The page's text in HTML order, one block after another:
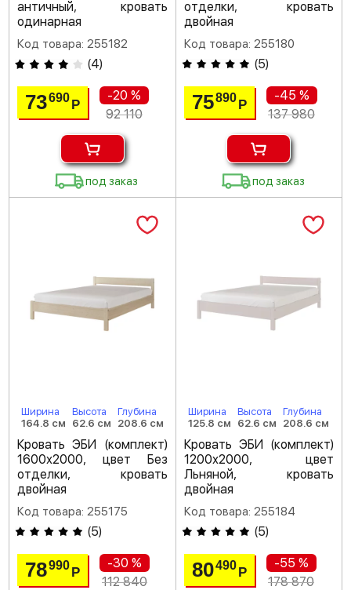
античный, кровать
одинарная
Код товара: 255182
(4)
73690Р
-20 %
92 110
под заказ
отделки, кровать
двойная
Код товара: 255180
(5)
75890 Р
-45 %
137 980
под заказ
Ширина
164.8 см
Высота
62.6 см
Глубина
208.6 см
Кровать ЭБИ (комплект)
1600х2000, цвет Без
отделки, кровать
двойная
Код товара: 255175
(5)
78990Р
-30 %
112 840
Ширина
125.8 см
Высота
62.6 см
Глубина
208.6 см
Кровать ЭБИ (комплект)
1200х2000, цвет
Льняной, кровать
двойная
Код товара: 255184
(5)
80490 Р
-55 %
178 870